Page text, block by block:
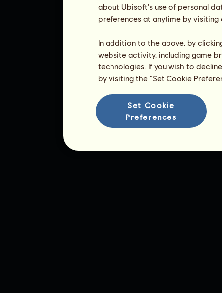
about Ubisoft's use of personal
preferences at anytime by
In addition to the above, by
website activity, including game
technologies. If you wish to
by visiting the “Set Cookie
Set Cookie
Preferences